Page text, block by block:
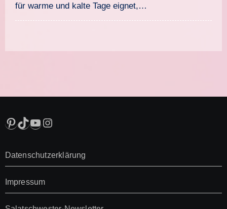
für warme und kalte Tage eignet,…
Pinterest
TikTok
YouTube
Instagram
Datenschutzerklärung
Impressum